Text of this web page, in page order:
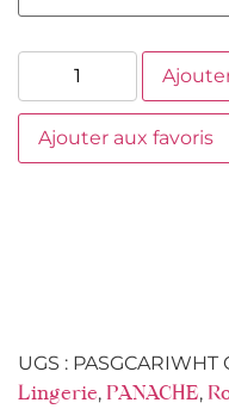
Ajouter aux favoris
UGS : PASGCARIWHT
Lingerie, PANACHE,